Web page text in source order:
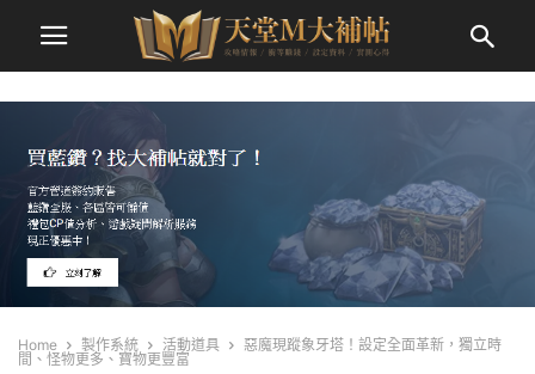
Home 製作系統 活動道具
惡魔現蹤象牙塔！設定全面革新，獨立時
間、怪物更多、寶物更豐富